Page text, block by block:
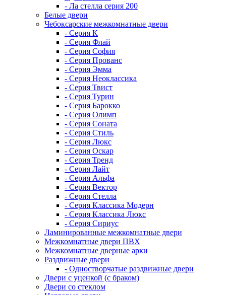
- Ла стелла серия 200
Белые двери
Чебоксарские межкомнатные двери
- Серия К
- Серия Флай
- Серия София
- Серия Прованс
- Серия Эмма
- Серия Неоклассика
- Серия Твист
- Серия Турин
- Серия Барокко
- Серия Олимп
- Серия Соната
- Серия Стиль
- Серия Люкс
- Серия Оскар
- Серия Тренд
- Серия Лайт
- Серия Альфа
- Серия Вектор
- Серия Стелла
- Серия Классика Модерн
- Серия Классика Люкс
- Серия Сириус
Ламинированные межкомнатные двери
Межкомнатные двери ПВХ
Межкомнатные дверные арки
Раздвижные двери
- Одностворчатые раздвижные двери
Двери с уценкой (с браком)
Двери со стеклом